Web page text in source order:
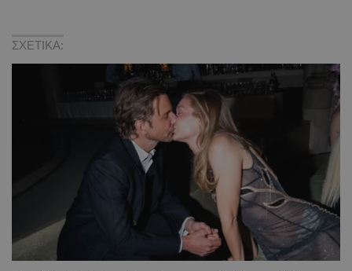
ΣΧΕΤΙΚΑ: